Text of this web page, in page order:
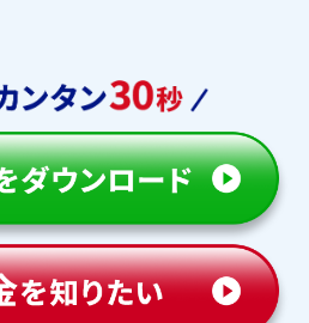
青山学院
攻玉社
市立南
相模原女子
青山学院